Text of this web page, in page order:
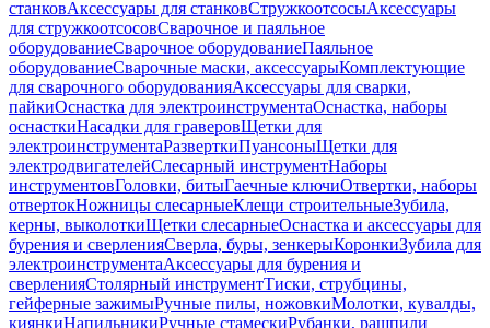
станковАксессуары для станковСтружкоотсосыАксессуары
для стружкоотсосовСварочное и паяльное
оборудованиеСварочное оборудованиеПаяльное
оборудованиеСварочные маски, аксессуарыКомплектующие
для сварочного оборудованияАксессуары для сварки,
пайкиОснастка для электроинструментаОснастка, наборы
оснасткиНасадки для граверовЩетки для
электроинструментаРазверткиПуансоныЩетки для
электродвигателейСлесарный инструментНаборы
инструментовГоловки, битыГаечные ключиОтвертки, наборы
отвертокНожницы слесарныеКлещи строительныеЗубила,
керны, выколоткиЩетки слесарныеОснастка и аксессуары для
бурения и сверленияСверла, буры, зенкерыКоронкиЗубила для
электроинструментаАксессуары для бурения и
сверленияСтолярный инструментТиски, струбцины,
гейферные зажимыРучные пилы, ножовкиМолотки, кувалды,
киянкиНапильникиРучные стамескиРубанки, рашпили